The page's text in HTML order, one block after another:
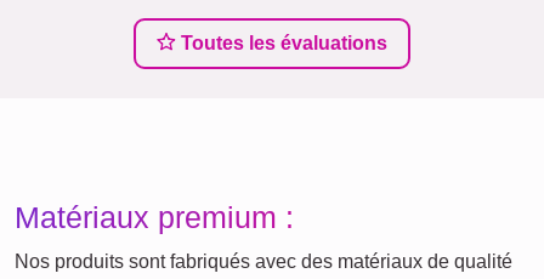
Toutes les évaluations
Matériaux premium :
Nos produits sont fabriqués avec des matériaux de qualité